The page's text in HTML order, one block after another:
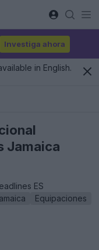
Investiga ahora
in English.
Jamaica
ES
Equipaciones